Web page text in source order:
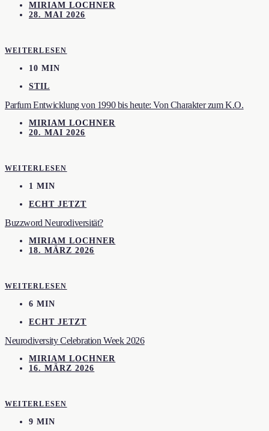
MIRIAM LOCHNER
28. MAI 2026
WEITERLESEN
10 MIN
STIL
Parfum Entwicklung von 1990 bis heute: Von Charakter zum K.O.
MIRIAM LOCHNER
20. MAI 2026
WEITERLESEN
1 MIN
ECHT JETZT
Buzzword Neurodiversität?
MIRIAM LOCHNER
18. MÄRZ 2026
WEITERLESEN
6 MIN
ECHT JETZT
Neurodiversity Celebration Week 2026
MIRIAM LOCHNER
16. MÄRZ 2026
WEITERLESEN
9 MIN